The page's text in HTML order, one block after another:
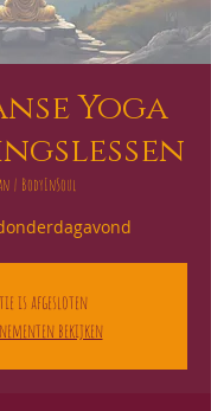
Yoga
  |
BodyInSoul
is afgesloten
bekijken